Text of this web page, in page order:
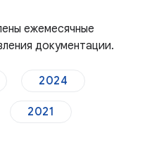
ежемесячные
документации.
2024
2021